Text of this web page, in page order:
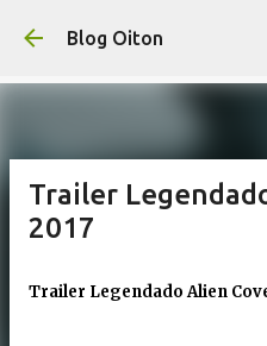
Pular para o
Blog Oiton
Trailer
2017
Trailer Legendado Alien